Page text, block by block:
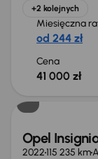
+2 kolejnych
Miesięczna
od 244 zł
Cena
41 000 zł
Opel
2022115 235 km